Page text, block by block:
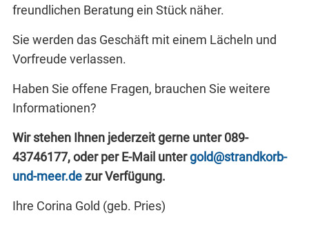
freundlichen Beratung ein Stück näher.
Sie werden das Geschäft mit einem Lächeln und
Vorfreude verlassen.
Haben Sie offene Fragen, brauchen Sie weitere
Informationen?
Wir stehen Ihnen jederzeit gerne unter 089-
43746177, oder per E-Mail untergold@strandkorb-
und-meer.dezur Verfügung.
Ihre Corina Gold (geb. Pries)